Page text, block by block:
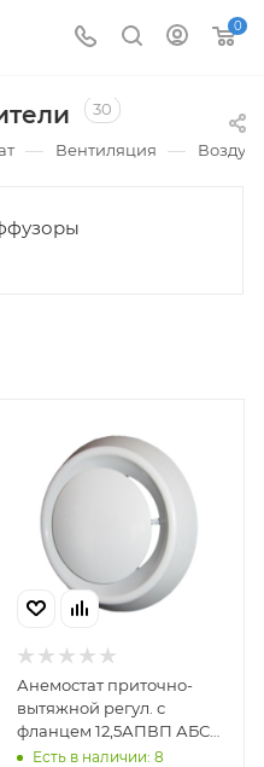
0
30
— Вентиляция —
Анемостат приточно-
вытяжной регул. с
фланцем 12,5АПВП АБС
D125Есть в наличии: 8